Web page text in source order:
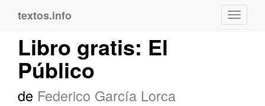
textos.info
Libro gratis: El
Público
de Federico García Lorca